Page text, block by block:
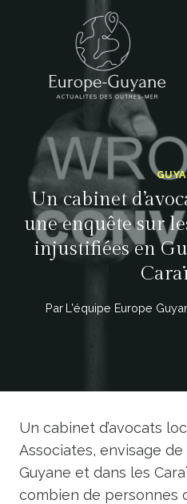
Un cabinet
une enquête sur
injustifiées en
Par L'équipe Europe
Un cabinet d’avocats
Associates, envisage
Guyane et dans les
combien de personnes